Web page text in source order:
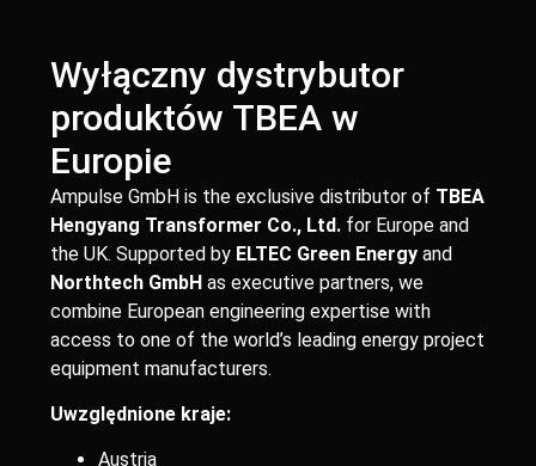
Wyłączny dystrybutor
produktów TBEA w
Europie
Ampulse GmbH is the exclusive distributor of TBEA
Hengyang Transformer Co., Ltd. for Europe and
the UK. Supported by ELTEC Green Energy and
Northtech GmbH as executive partners, we
combine European engineering expertise with
access to one of the world’s leading energy project
equipment manufacturers.
Uwzględnione kraje:
Austria